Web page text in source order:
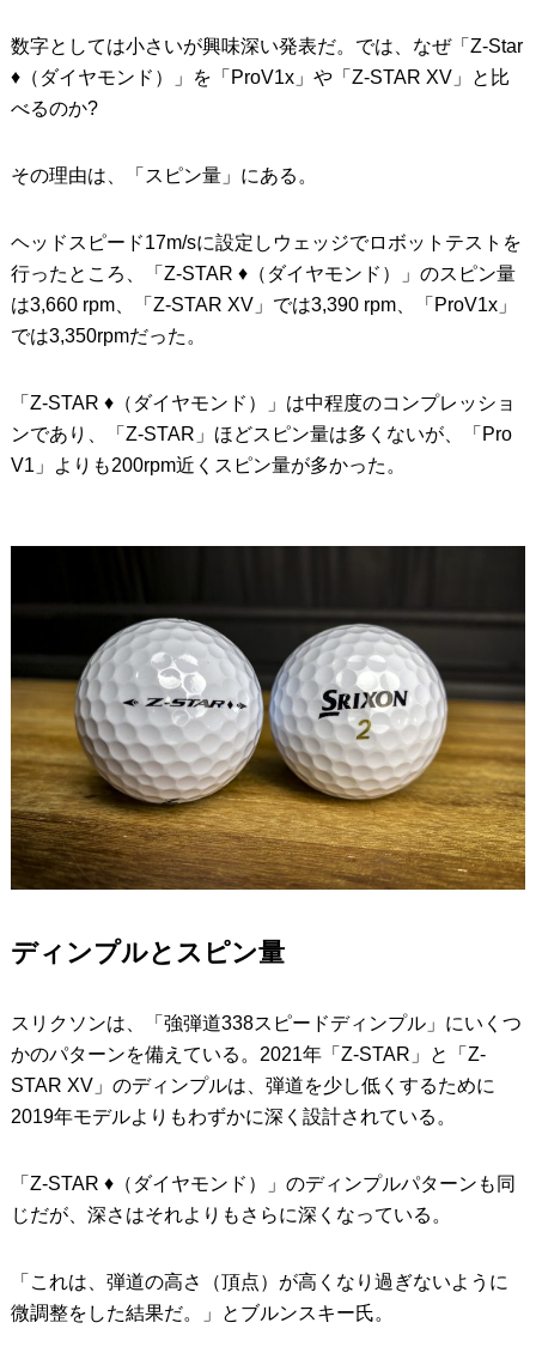
数字としては小さいが興味深い発表だ。では、なぜ「Z-Star
♦︎（ダイヤモンド）」を「ProV1x」や「Z-STAR XV」と比
べるのか?
その理由は、「スピン量」にある。
ヘッドスピード17m/sに設定しウェッジでロボットテストを
行ったところ、「Z-STAR ♦︎（ダイヤモンド）」のスピン量
は3,660 rpm、「Z-STAR XV」では3,390 rpm、「ProV1x」
では3,350rpmだった。
「Z-STAR ♦︎（ダイヤモンド）」は中程度のコンプレッショ
ンであり、「Z-STAR」ほどスピン量は多くないが、「Pro
V1」よりも200rpm近くスピン量が多かった。
ディンプルとスピン量
スリクソンは、「強弾道338スピードディンプル」にいくつ
かのパターンを備えている。2021年「Z-STAR」と「Z-
STAR XV」のディンプルは、弾道を少し低くするために
2019年モデルよりもわずかに深く設計されている。
「Z-STAR ♦︎（ダイヤモンド）」のディンプルパターンも同
じだが、深さはそれよりもさらに深くなっている。
「これは、弾道の高さ（頂点）が高くなり過ぎないように
微調整をした結果だ。」とブルンスキー氏。